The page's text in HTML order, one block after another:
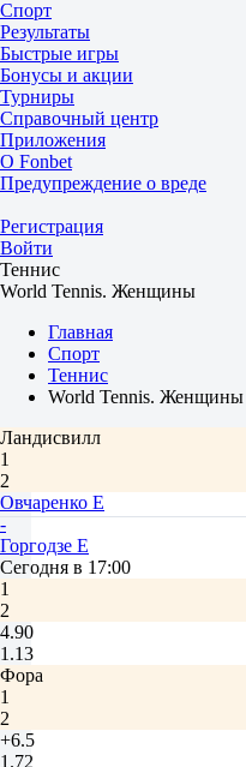
Спорт
Результаты
Быстрые игры
Бонусы и акции
Турниры
Справочный центр
Приложения
О Fonbet
Предупреждение о вреде
Регистрация
Войти
Теннис
World Tennis. Женщины
Главная
Спорт
Теннис
World Tennis. Женщины
Ландисвилл
1
2
Овчаренко Е
-
Горгодзе Е
Сегодня в 17:00
1
2
4.90
1.13
Фора
1
2
+6.5
1.72